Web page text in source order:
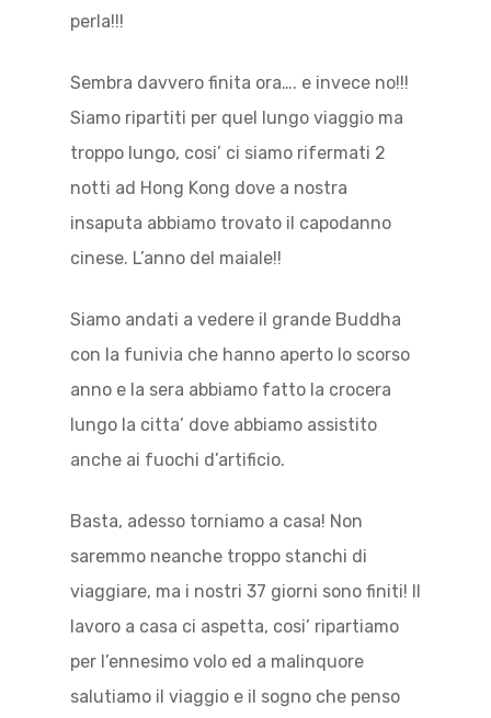
perla!!!
Sembra davvero finita ora…. e invece no!!!
Siamo ripartiti per quel lungo viaggio ma
troppo lungo, cosi’ ci siamo rifermati 2
notti ad Hong Kong dove a nostra
insaputa abbiamo trovato il capodanno
cinese. L’anno del maiale!!
Siamo andati a vedere il grande Buddha
con la funivia che hanno aperto lo scorso
anno e la sera abbiamo fatto la crocera
lungo la citta’ dove abbiamo assistito
anche ai fuochi d’artificio.
Basta, adesso torniamo a casa! Non
saremmo neanche troppo stanchi di
viaggiare, ma i nostri 37 giorni sono finiti! Il
lavoro a casa ci aspetta, cosi’ ripartiamo
per l’ennesimo volo ed a malinquore
salutiamo il viaggio e il sogno che penso